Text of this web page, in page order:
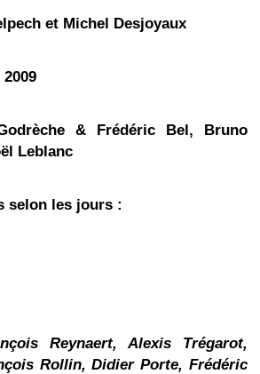
et Michel Desjoyaux
& Frédéric Bel, Bruno
Leblanc
selon les jours :
Reynaert, Alexis Trégarot,
Rollin, Didier Porte, Frédéric